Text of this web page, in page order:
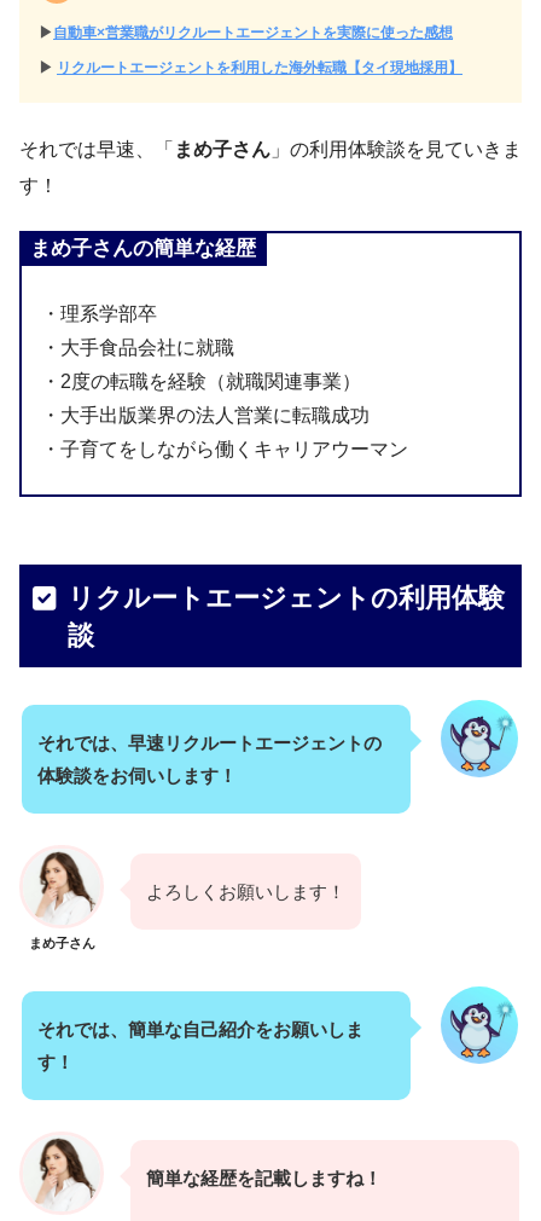
▶︎ 自動車×営業職がリクルートエージェントを実際に使った感想
▶︎ リクルートエージェントを利用した海外転職【タイ現地採用】
それでは早速、「 まめ子さん 」の利用体験談を見ていきま
す！
まめ子さんの簡単な経歴
・理系学部卒
・大手食品会社に就職
・2度の転職を経験（就職関連事業）
・大手出版業界の法人営業に転職成功
・子育てをしながら働くキャリアウーマン
リクルートエージェントの利用体験
談
それでは、早速リクルートエージェントの
体験談をお伺いします！
まめ子さん
よろしくお願いします！
それでは、簡単な自己紹介をお願いしま
す！
簡単な経歴を記載しますね！